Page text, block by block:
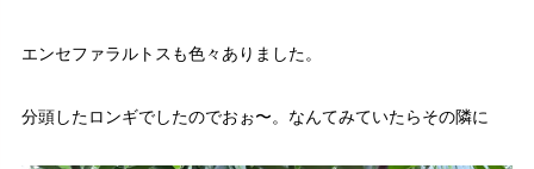
エンセファラルトスも色々ありました。
分頭したロンギでしたのでおぉ〜。なんてみていたらその隣に